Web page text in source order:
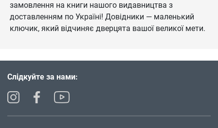
замовлення на книги нашого видавництва з
доставленням по Україні! Довідники — маленький
ключик, який відчиняє дверцята вашої великої мети.
Слідкуйте за нами: